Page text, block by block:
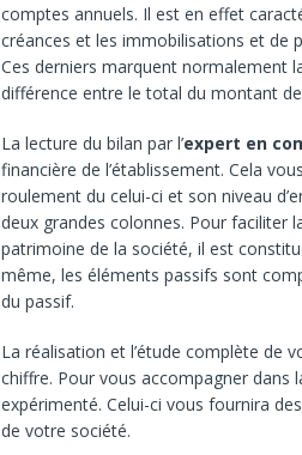
comptes annuels. Il est en effet
créances et les immobilisations et de
Ces derniers marquent normalement
différence entre le total du montant
La lecture du bilan par l’expert en
financière de l’établissement. Cela
roulement du celui-ci et son niveau
deux grandes colonnes. Pour faciliter
patrimoine de la société, il est
même, les éléments passifs sont
du passif.
La réalisation et l’étude complète de
chiffre. Pour vous accompagner
expérimenté. Celui-ci vous fournira
de votre société.